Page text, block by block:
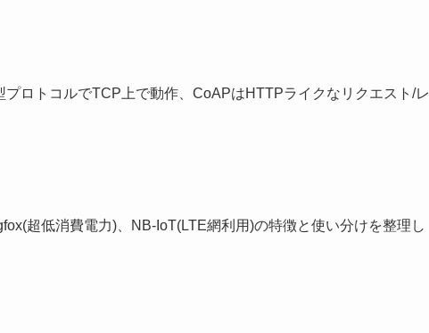
ロトコルでTCP上で動作、CoAPはHTTPライクなリクエスト/レ
超低消費電力)、NB-IoT(LTE網利用)の特徴と使い分けを整理し